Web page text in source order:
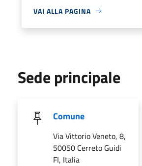
VAI ALLA PAGINA
Sede principale
Comune
Via Vittorio Veneto, 8,
50050 Cerreto Guidi
FI, Italia